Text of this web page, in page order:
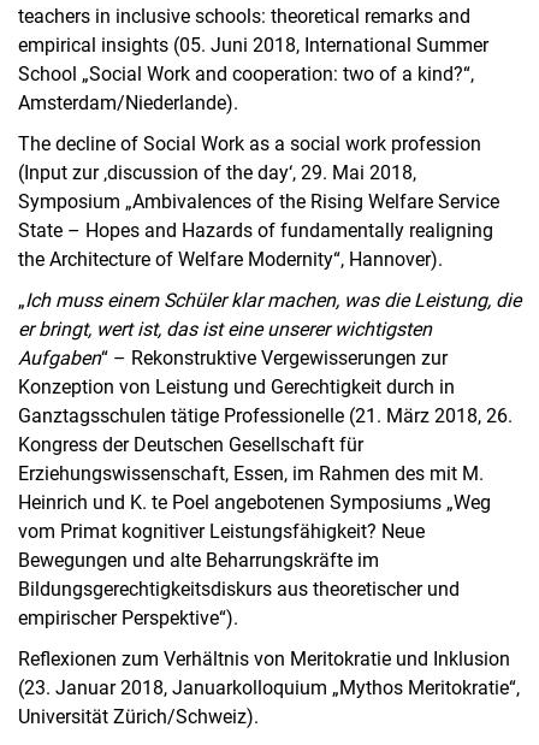
teachers in inclusive schools: theoretical remarks and
empirical insights (05. Juni 2018, International Summer
School „Social Work and cooperation: two of a kind?“,
Amsterdam/Niederlande).
The decline of Social Work as a social work profession
(Input zur ‚discussion of the day‘, 29. Mai 2018,
Symposium „Ambivalences of the Rising Welfare Service
State – Hopes and Hazards of fundamentally realigning
the Architecture of Welfare Modernity“, Hannover).
„Ich muss einem Schüler klar machen, was die Leistung, die
er bringt, wert ist, das ist eine unserer wichtigsten
Aufgaben“ – Rekonstruktive Vergewisserungen zur
Konzeption von Leistung und Gerechtigkeit durch in
Ganztagsschulen tätige Professionelle (21. März 2018, 26.
Kongress der Deutschen Gesellschaft für
Erziehungswissenschaft, Essen, im Rahmen des mit M.
Heinrich und K. te Poel angebotenen Symposiums „Weg
vom Primat kognitiver Leistungsfähigkeit? Neue
Bewegungen und alte Beharrungskräfte im
Bildungsgerechtigkeitsdiskurs aus theoretischer und
empirischer Perspektive“).
Reflexionen zum Verhältnis von Meritokratie und Inklusion
(23. Januar 2018, Januarkolloquium „Mythos Meritokratie“,
Universität Zürich/Schweiz).